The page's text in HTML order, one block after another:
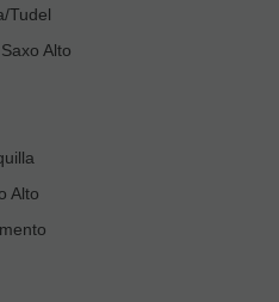
Tudel
Alto
Alto